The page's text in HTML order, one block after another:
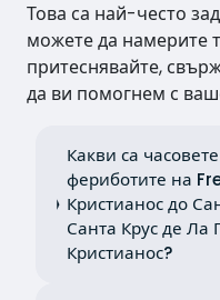
Това са най-често
можете да намерите
притеснявайте,
да ви помогнем с
Какви са
фериботите на
Кристианос до
Санта Крус де Ла
Кристианос?